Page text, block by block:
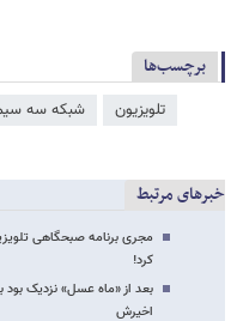
برچسب‌ها
تلویزیون شبکه سه
خبرهای مرتبط
مجری برنامه صبحگاهی
کرد!
بعد از «ماه عسل» نزدیک
اخیرش